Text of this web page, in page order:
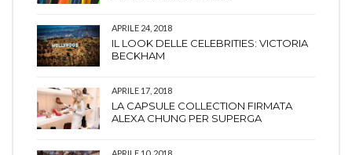
APRILE 24, 2018
IL LOOK DELLE CELEBRITIES: VICTORIA
BECKHAM
APRILE 17, 2018
LA CAPSULE COLLECTION FIRMATA
ALEXA CHUNG PER SUPERGA